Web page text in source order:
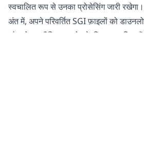
स्वचालित रूप से उनका प्रोसेसिंग जारी रखेगा।
अंत में, अपने परिवर्तित SGI फ़ाइलों को
और सोशल मीडिया उपयोग के लिए अनुकूलित हैं।